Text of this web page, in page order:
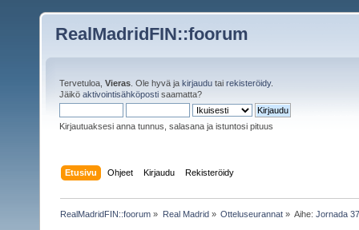
RealMadridFIN::foorum
Tervetuloa, Vieras . Ole hyvä ja kirjaudu tai rekisteröidy.
Jäikö aktivointisähköposti saamatta?
Kirjautuaksesi anna tunnus, salasana ja istuntosi pituus
Etusivu Ohjeet Kirjaudu Rekisteröidy
RealMadridFIN::foorum » Real Madrid» Otteluseurannat» Aihe:Jornada